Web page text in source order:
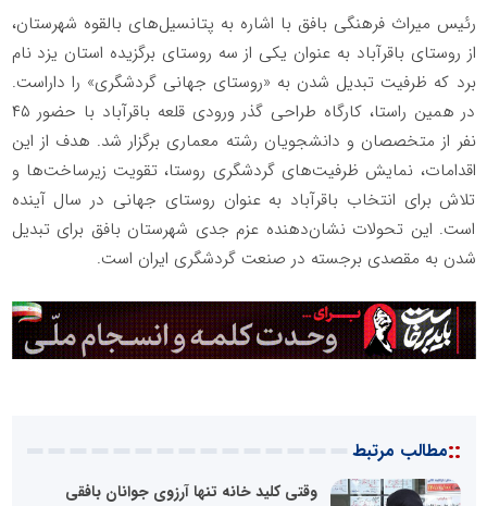
رئیس میراث فرهنگی بافق با اشاره به پتانسیل‌های بالقوه شهرستان،
از روستای باقرآباد به عنوان یکی از سه روستای برگزیده استان یزد نام
برد که ظرفیت تبدیل شدن به «روستای جهانی گردشگری» را داراست.
در همین راستا، کارگاه طراحی گذر ورودی قلعه باقرآباد با حضور ۴۵
نفر از متخصصان و دانشجویان رشته معماری برگزار شد. هدف از این
اقدامات، نمایش ظرفیت‌های گردشگری روستا، تقویت زیرساخت‌ها و
تلاش برای انتخاب باقرآباد به عنوان روستای جهانی در سال آینده
است. این تحولات نشان‌دهنده عزم جدی شهرستان بافق برای تبدیل
شدن به مقصدی برجسته در صنعت گردشگری ایران است.
::مطالب مرتبط
وقتی کلید خانه تنها آرزوی جوانان بافقی